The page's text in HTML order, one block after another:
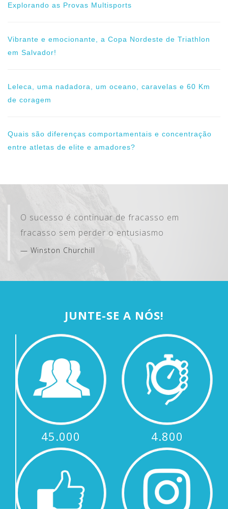
Explorando as Provas Multisports
Vibrante e emocionante, a Copa Nordeste de Triathlon
em Salvador!
Leleca, uma nadadora, um oceano, caravelas e 60 Km
de coragem
Quais são diferenças comportamentais e concentração
entre atletas de elite e amadores?
O sucesso é continuar de fracasso em
fracasso sem perder o entusiasmo
Winston Churchill
JUNTE-SE A NÓS!
45.000 4.800